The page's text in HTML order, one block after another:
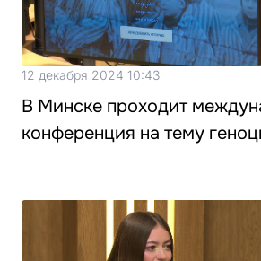
12 декабря 2024 10:43
В Минске проходит
конференция на тему